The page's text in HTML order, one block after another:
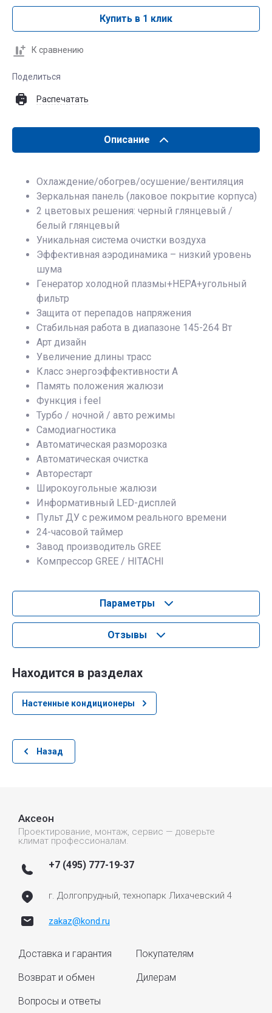
Купить в 1 клик
К сравнению
Поделиться
Распечатать
Описание
Охлаждение/обогрев/осушение/вентиляция
Зеркальная панель (лаковое покрытие корпуса)
2 цветовых решения: черный глянцевый /
белый глянцевый
Уникальная система очистки воздуха
Эффективная аэродинамика – низкий уровень
шума
Генератор холодной плазмы+HEPA+угольный
фильтр
Защита от перепадов напряжения
Стабильная работа в диапазоне 145-264 Вт
Арт дизайн
Увеличение длины трасс
Класс энергоэффективности A
Память положения жалюзи
Функция i feel
Турбо / ночной / авто режимы
Самодиагностика
Автоматическая разморозка
Автоматическая очистка
Авторестарт
Широкоугольные жалюзи
Информативный LED-дисплей
Пульт ДУ с режимом реального времени
24-часовой таймер
Завод производитель GREE
Компрессор GREE / HITACHI
Параметры
Отзывы
Находится в разделах
Настенные кондиционеры
Назад
Аксеон
Проектирование, монтаж, сервис — доверьте
климат профессионалам.
+7 (495) 777-19-37
г. Долгопрудный, технопарк Лихачевский 4
zakaz@kond.ru
Доставка и гарантия
Возврат и обмен
Вопросы и ответы
Покупателям
Дилерам